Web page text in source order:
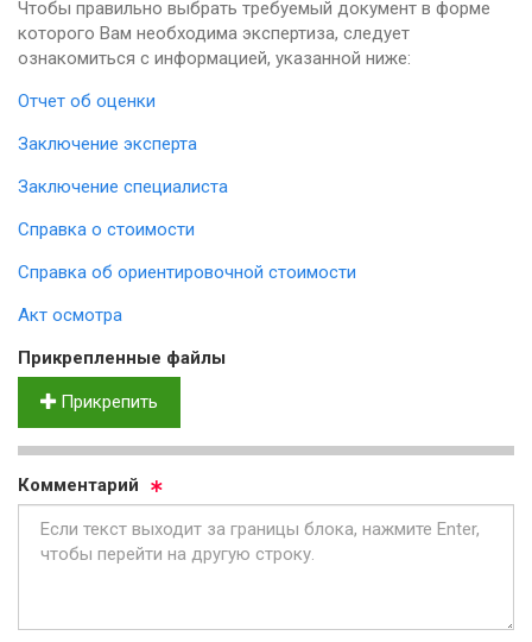
Чтобы правильно выбрать требуемый документ в форме
которого Вам необходима экспертиза, следует
ознакомиться с информацией, указанной ниже:
Отчет об оценки
Заключение эксперта
Заключение специалиста
Справка о стоимости
Справка об ориентировочной стоимости
Акт осмотра
Прик­реп­лен­ные фай­лы
Прикрепить
Ком­мен­та­рий